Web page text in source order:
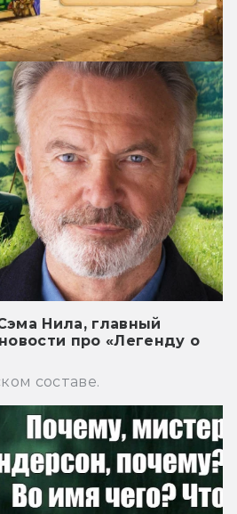
Нила, главный
про «Легенду о
составе.